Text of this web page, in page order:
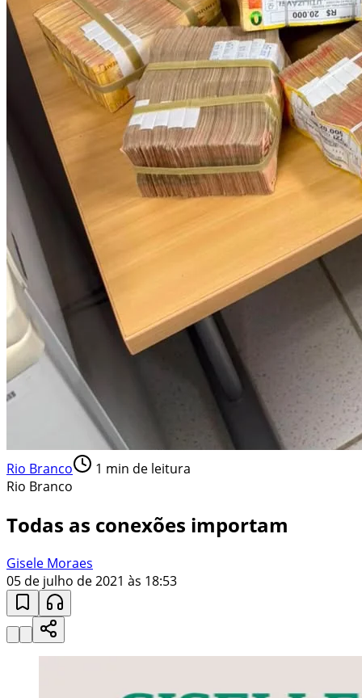
Rio Branco 1 min de leitura
Rio Branco
Todas as conexões importam
Gisele Moraes
05 de julho de 2021 às 18:53